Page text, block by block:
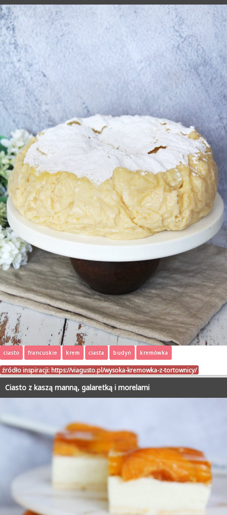
ciasto francuskie krem ciasta budyń kremówka
źródło inspiracji: https://viagusto.pl/wysoka-kremowka-z-tortownicy/
Ciasto z kaszą manną, galaretką i morelami